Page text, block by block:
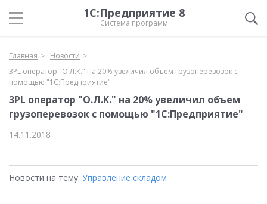
1С:Предприятие 8
Система программ
Главная
Новости
3PL оператор "О.Л.К." на 20% увеличил объем грузоперевозок с
помощью "1С:Предприятие"
3PL оператор "О.Л.К." на 20% увеличил объем
грузоперевозок с помощью "1С:Предприятие"
14.11.2018
Новости на тему: Управление складом